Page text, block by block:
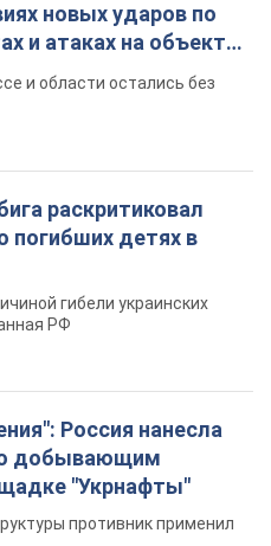
новых ударов по
и атаках на объекты
и области остались без
раскритиковал
погибших детях в
гибели украинских
РФ
Россия нанесла
добывающим
"Укрнафты"
противник применил